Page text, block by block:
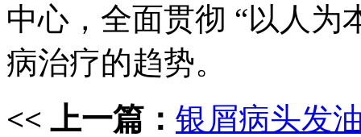
中心，全面贯彻 “以人为
病治疗的趋势。
<< 上一篇： 银屑病头发